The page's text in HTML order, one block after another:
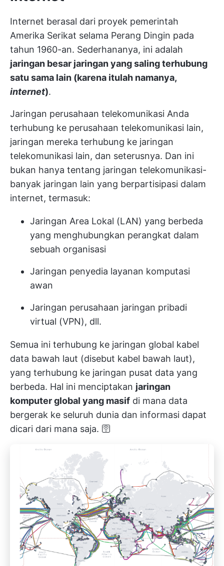
Internet berasal dari proyek pemerintah
Amerika Serikat selama Perang Dingin pada
tahun 1960-an. Sederhananya, ini adalah
jaringan besar jaringan yang saling terhubung
satu sama lain (karena itulah namanya,
internet).
Jaringan perusahaan telekomunikasi Anda
terhubung ke perusahaan telekomunikasi lain,
jaringan mereka terhubung ke jaringan
telekomunikasi lain, dan seterusnya. Dan ini
bukan hanya tentang jaringan telekomunikasi-
banyak jaringan lain yang berpartisipasi dalam
internet, termasuk:
Jaringan Area Lokal (LAN) yang berbeda
yang menghubungkan perangkat dalam
sebuah organisasi
Jaringan penyedia layanan komputasi
awan
Jaringan perusahaan jaringan pribadi
virtual (VPN), dll.
Semua ini terhubung ke jaringan global kabel
data bawah laut (disebut kabel bawah laut),
yang terhubung ke jaringan pusat data yang
berbeda. Hal ini menciptakan jaringan
komputer global yang masif di mana data
bergerak ke seluruh dunia dan informasi dapat
dicari dari mana saja. 🛜